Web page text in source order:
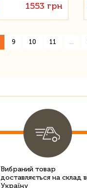
1553 грн
9 10 11 ...
Вибраний товар
доставляється на склад в
Україну